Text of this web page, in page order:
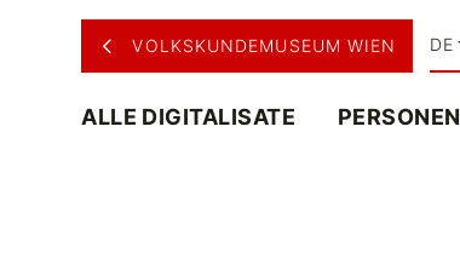
VOLKSKUNDEMUSEUM WIEN DE
ALLE DIGITALISATE PERSONEN